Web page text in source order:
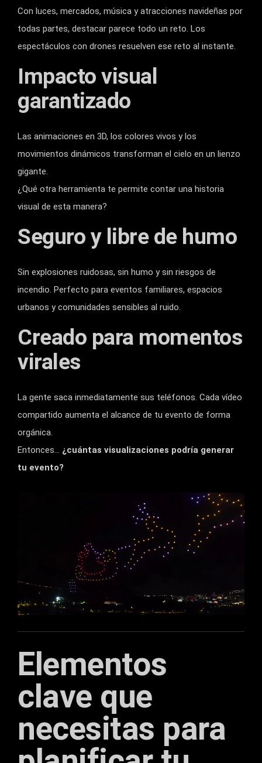
Con luces, mercados, música y atracciones navideñas por
todas partes, destacar parece todo un reto. Los
espectáculos con drones resuelven ese reto al instante.
Impacto visual
garantizado
Las animaciones en 3D, los colores vivos y los
movimientos dinámicos transforman el cielo en un lienzo
gigante.
¿Qué otra herramienta te permite contar una historia
visual de esta manera?
Seguro y libre de humo
Sin explosiones ruidosas, sin humo y sin riesgos de
incendio. Perfecto para eventos familiares, espacios
urbanos y comunidades sensibles al ruido.
Creado para momentos
virales
La gente saca inmediatamente sus teléfonos. Cada vídeo
compartido aumenta el alcance de tu evento de forma
orgánica.
Entonces… ¿cuántas visualizaciones podría generar
tu evento?
Elementos
clave que
necesitas para